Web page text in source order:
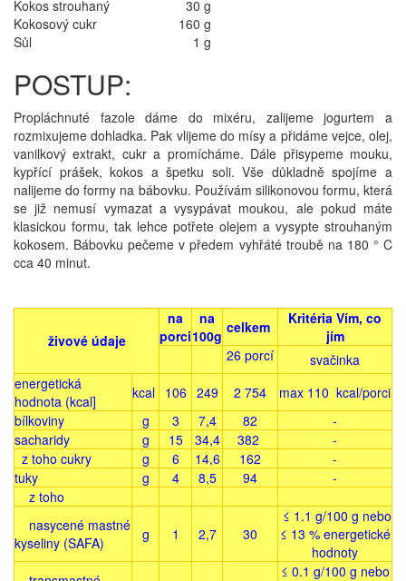
Kokos strouhaný
30 g
Kokosový cukr
160 g
Sůl
1 g
POSTUP:
Propláchnuté fazole dáme do mixéru, zalijeme jogurtem a
rozmixujeme dohladka. Pak vlijeme do mísy a přidáme vejce, olej,
vanilkový extrakt, cukr a promícháme. Dále přisypeme mouku,
kypřící prášek, kokos a špetku soli. Vše důkladně spojíme a
nalijeme do formy na bábovku. Používám silikonovou formu, která
se již nemusí vymazat a vysypávat moukou, ale pokud máte
klasickou formu, tak lehce potřete olejem a vysypte strouhaným
kokosem. Bábovku pečeme v předem vyhřáté troubě na 180 ° C
cca 40 minut.
živové údaje
na
porci
na
100g celkem
Kritéria Vím, co
jím
26 porcí
svačinka
energetická
hodnota (kcal]
kcal 106 249 2 754
max 110 kcal/porci
bílkoviny
g 3 7,4 82
-
sacharidy
g 15 34,4 382
-
z toho cukry
g 6 14,6 162
-
tuky
g 4 8,5 94
-
z toho
nasycené mastné
kyseliny (SAFA)
g 1 2,7 30
≤ 1.1 g/100 g nebo
≤ 13 % energetické
hodnoty
≤ 0.1 g/100 g nebo